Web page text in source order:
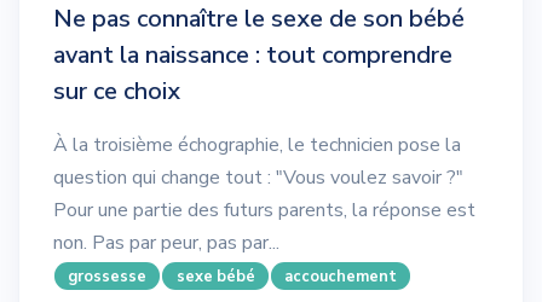
Ne pas connaître le sexe de son bébé
avant la naissance : tout comprendre
sur ce choix
À la troisième échographie, le technicien pose la
question qui change tout : "Vous voulez savoir ?"
Pour une partie des futurs parents, la réponse est
non. Pas par peur, pas par...
grossesse sexe bébé accouchement